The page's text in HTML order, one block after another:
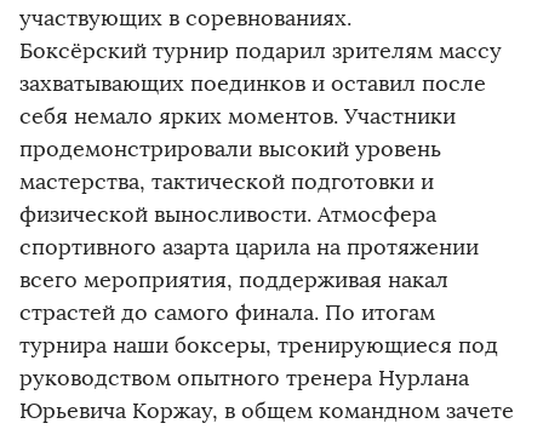
участвующих в соревнованиях.
Боксёрский турнир подарил зрителям массу
захватывающих поединков и оставил после
себя немало ярких моментов. Участники
продемонстрировали высокий уровень
мастерства, тактической подготовки и
физической выносливости. Атмосфера
спортивного азарта царила на протяжении
всего мероприятия, поддерживая накал
страстей до самого финала. По итогам
турнира наши боксеры, тренирующиеся под
руководством опытного тренера Нурлана
Юрьевича Коржау, в общем командном зачете